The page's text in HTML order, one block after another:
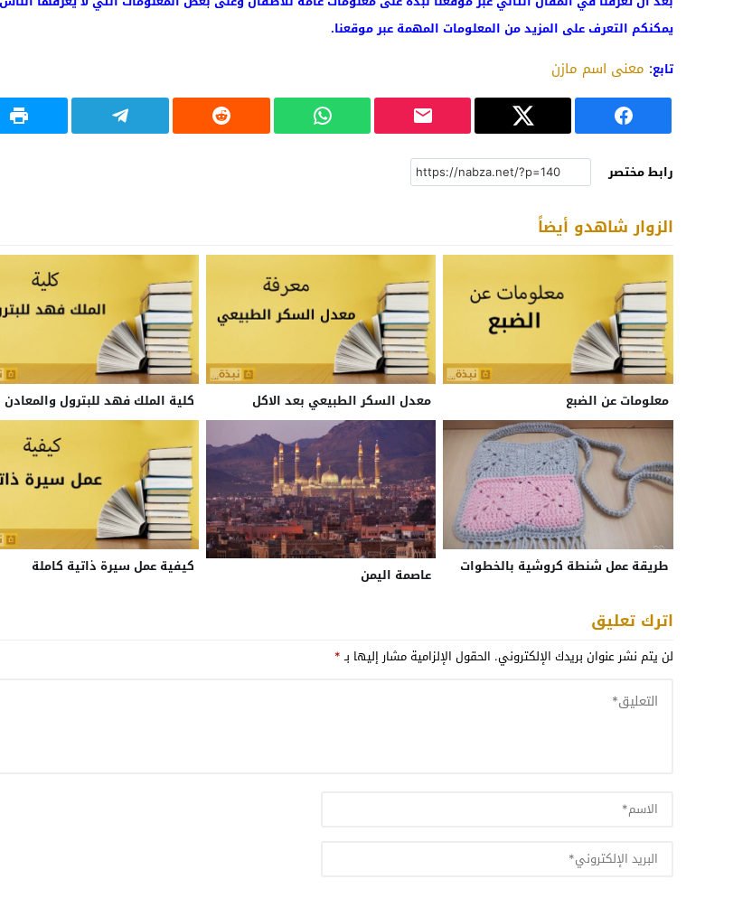
يمكنكم التعرف على المزيد من المعلومات المهمة عبر موقعنا.
تابع: معنى اسم مازن
رابط مختصر
الزوار شاهدو أيضاً
معلومات عن الضبع معدل السكر الطبيعي بعد الاكل كلية الملك فهد للبترول والمعادن
طريقة عمل شنطة كروشية بالخطوات عاصمة اليمن كيفية عمل سيرة ذاتية كاملة
اترك تعليق
لن يتم نشر عنوان بريدك الإلكتروني. الحقول الإلزامية مشار إليها بـ*